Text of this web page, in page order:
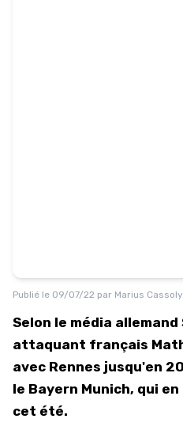
Publié le 09/07/22 par Marius Cassoly
Selon le média
attaquant français
avec Rennes jusqu'en
le Bayern Munich, qui
cet été.